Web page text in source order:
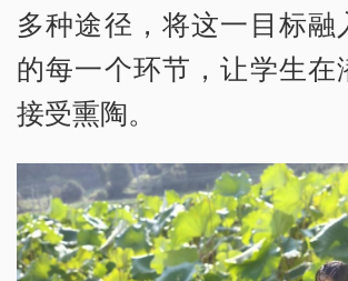
多种途径，将这一目标融
的每一个环节，让学生在
接受熏陶。